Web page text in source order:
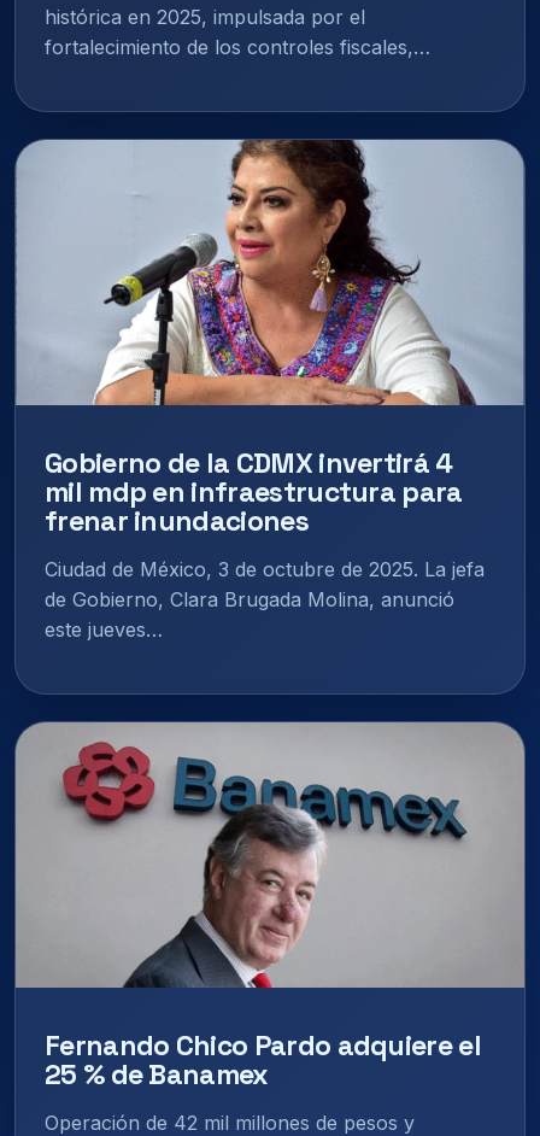
histórica en 2025, impulsada por el
fortalecimiento de los controles fiscales,…
Gobierno de la CDMX invertirá 4
mil mdp en infraestructura para
frenar inundaciones
Ciudad de México, 3 de octubre de 2025. La jefa
de Gobierno, Clara Brugada Molina, anunció
este jueves…
Fernando Chico Pardo adquiere el
25 % de Banamex
Operación de 42 mil millones de pesos y